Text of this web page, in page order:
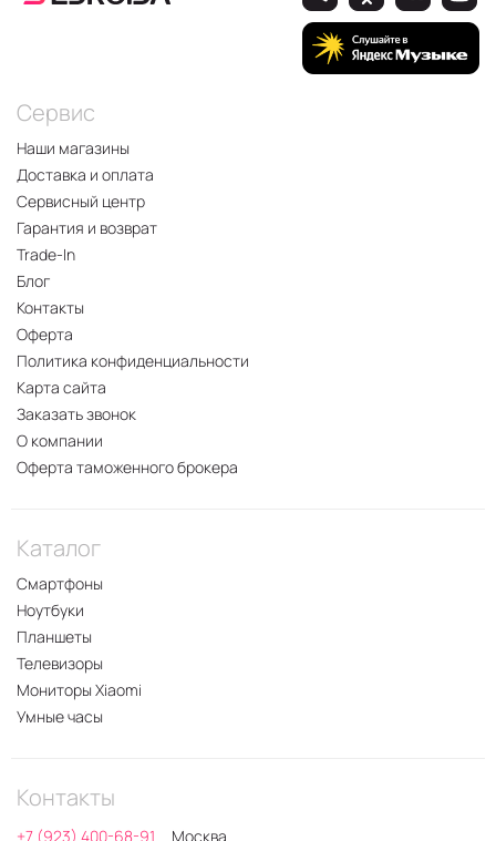
Сервис
Наши магазины
Доставка и оплата
Сервисный центр
Гарантия и возврат
Trade-In
Блог
Контакты
Оферта
Политика конфиденциальности
Карта сайта
Заказать звонок
О компании
Оферта таможенного брокера
Каталог
Смартфоны
Ноутбуки
Планшеты
Телевизоры
Мониторы Xiaomi
Умные часы
Контакты
+7 (923) 400-68-91 Москва